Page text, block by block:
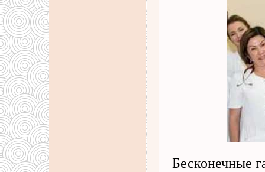
Бесконечные